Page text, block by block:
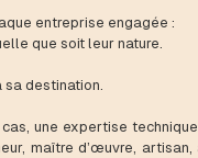
entreprise engagée :
que soit leur nature.
sa destination.
une expertise
maître d’œuvre,